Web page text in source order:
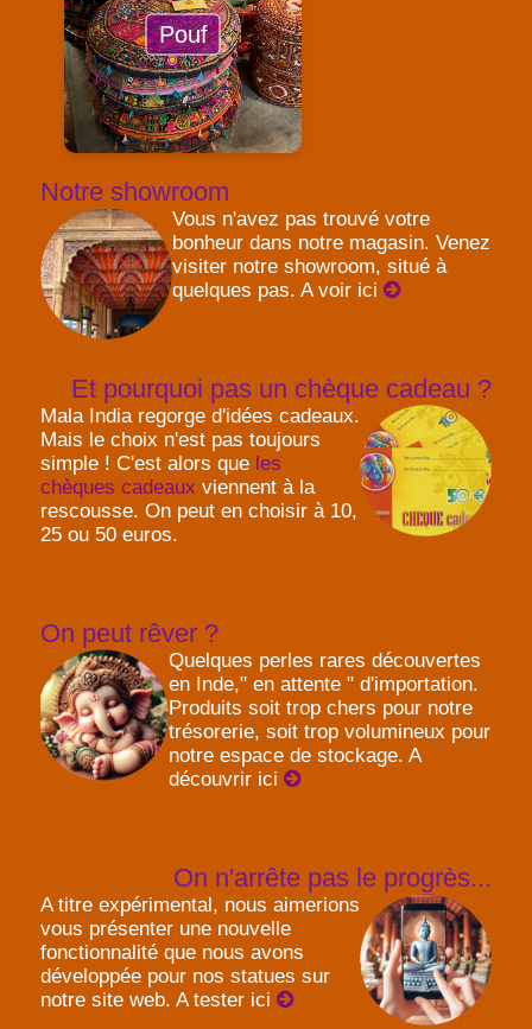
Pouf
Notre showroom
Vous n'avez pas trouvé votre
bonheur dans notre magasin. Venez
visiter notre showroom, situé à
quelques pas. A voir ici
Et pourquoi pas un chèque cadeau ?
Mala India regorge d'idées cadeaux.
Mais le choix n'est pas toujours
simple ! C'est alors que les
chèques cadeaux viennent à la
rescousse. On peut en choisir à 10,
25 ou 50 euros.
On peut rêver ?
Quelques perles rares découvertes
en Inde," en attente " d'importation.
Produits soit trop chers pour notre
trésorerie, soit trop volumineux pour
notre espace de stockage. A
découvrir ici
On n'arrête pas le progrès...
A titre expérimental, nous aimerions
vous présenter une nouvelle
fonctionnalité que nous avons
développée pour nos statues sur
notre site web. A tester ici